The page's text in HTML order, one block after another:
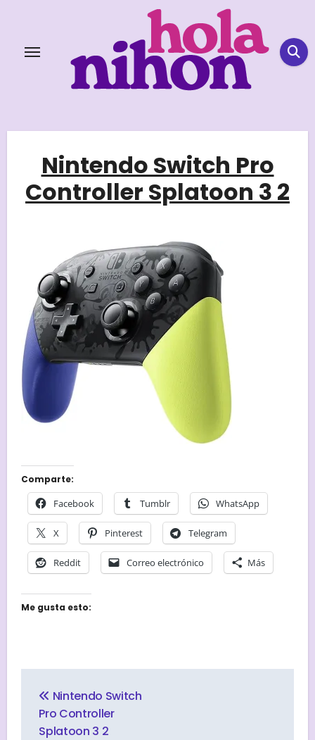
content
Nintendo Switch Pro
Controller Splatoon 3 2
Comparte:
Facebook Tumblr WhatsApp
X Pinterest Telegram
Reddit Correo electrónico Más
Me gusta esto:
de
entradas
Nintendo Switch
Pro Controller
Splatoon 3 2